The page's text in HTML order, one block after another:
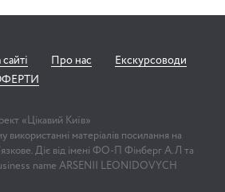
Про нас
Екскурсоводи
«Цікавий Київ»
використанні матеріалів посилання на
Діє від імені ФО-П Фінберг А.Л та
name ARSENII LEONIDOVYCH